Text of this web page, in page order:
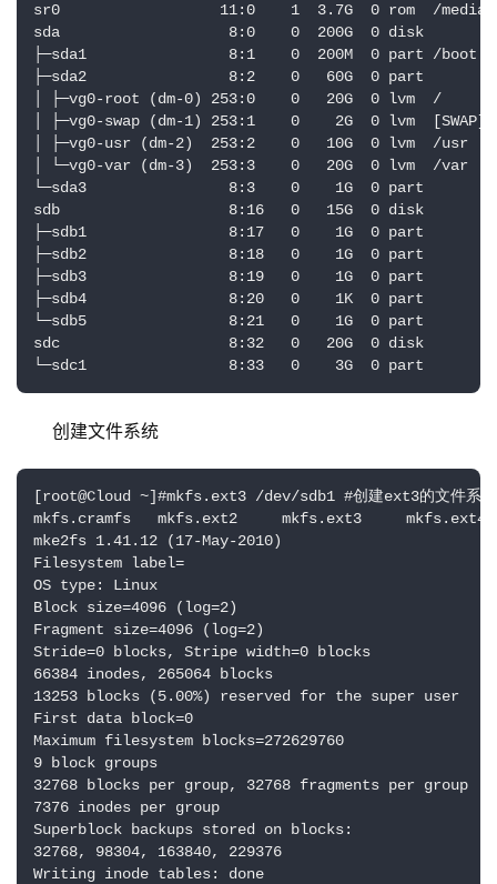
sr0                  11:0    1  3.7G  0 rom  /media
sda                   8:0    0  200G  0 disk
├─sda1                8:1    0  200M  0 part /boot
├─sda2                8:2    0   60G  0 part
│ ├─vg0-root (dm-0) 253:0    0   20G  0 lvm  /
│ ├─vg0-swap (dm-1) 253:1    0    2G  0 lvm  [SWAP]
│ ├─vg0-usr (dm-2)  253:2    0   10G  0 lvm  /usr
│ └─vg0-var (dm-3)  253:3    0   20G  0 lvm  /var
└─sda3                8:3    0    1G  0 part
sdb                   8:16   0   15G  0 disk
├─sdb1                8:17   0    1G  0 part
├─sdb2                8:18   0    1G  0 part
├─sdb3                8:19   0    1G  0 part
├─sdb4                8:20   0    1K  0 part
└─sdb5                8:21   0    1G  0 part
sdc                   8:32   0   20G  0 disk
└─sdc1                8:33   0    3G  0 part
创建文件系统
[root@Cloud ~]#mkfs.ext3 /dev/sdb1 #创建ext3的文件系统
mkfs.cramfs   mkfs.ext2     mkfs.ext3     mkfs.ext4
mke2fs 1.41.12 (17-May-2010)
Filesystem label=
OS type: Linux
Block size=4096 (log=2)
Fragment size=4096 (log=2)
Stride=0 blocks, Stripe width=0 blocks
66384 inodes, 265064 blocks
13253 blocks (5.00%) reserved for the super user
First data block=0
Maximum filesystem blocks=272629760
9 block groups
32768 blocks per group, 32768 fragments per group
7376 inodes per group
Superblock backups stored on blocks:
32768, 98304, 163840, 229376
Writing inode tables: